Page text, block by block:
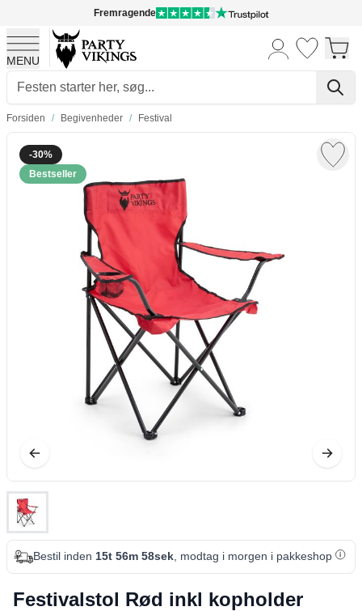
Fremragende
MENU
Skip to Content
Forsiden / Begivenheder / Festival
-30%
Bestseller
Bestil inden 15t 56m 57sek, modtag i morgen i pakkeshop
Festivalstol Rød inkl kopholder